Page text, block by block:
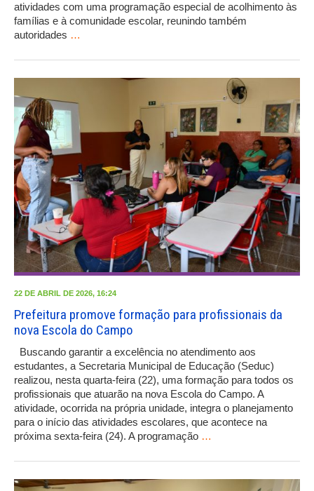
atividades com uma programação especial de acolhimento às
famílias e à comunidade escolar, reunindo também
autoridades …
22 DE ABRIL DE 2026, 16:24
Prefeitura promove formação para profissionais da
nova Escola do Campo
Buscando garantir a excelência no atendimento aos
estudantes, a Secretaria Municipal de Educação (Seduc)
realizou, nesta quarta-feira (22), uma formação para todos os
profissionais que atuarão na nova Escola do Campo. A
atividade, ocorrida na própria unidade, integra o planejamento
para o início das atividades escolares, que acontece na
próxima sexta-feira (24). A programação …